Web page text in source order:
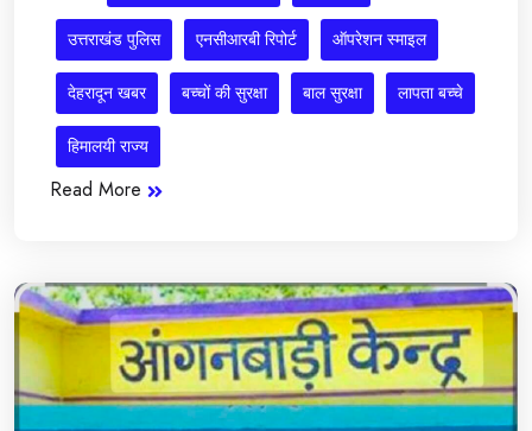
उत्तराखंड पुलिस एनसीआरबी रिपोर्ट ऑपरेशन स्माइल
देहरादून खबर बच्चों की सुरक्षा बाल सुरक्षा लापता बच्चे
हिमालयी राज्य
Read More